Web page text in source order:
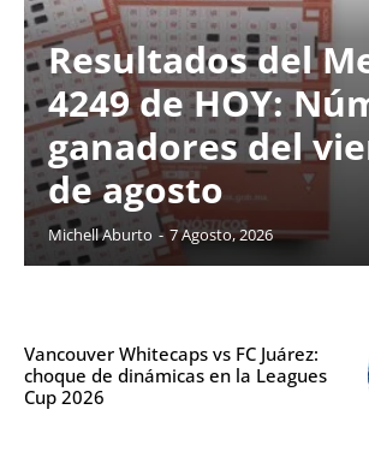
Resultados del
4249 de HOY:
ganadores del
de agosto
Michell Aburto - 7 Agosto, 2026
Vancouver Whitecaps vs FC Juárez:
choque de dinámicas en la Leagues
Cup 2026